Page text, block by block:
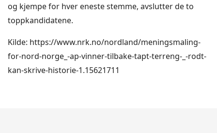
og kjempe for hver eneste stemme, avslutter de to
toppkandidatene.
Kilde: https://www.nrk.no/nordland/meningsmaling-
for-nord-norge_-ap-vinner-tilbake-tapt-terreng-_-rodt-
kan-skrive-historie-1.15621711